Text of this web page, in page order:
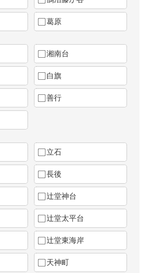
葛原
湘南台
白旗
善行
立石
長後
辻堂神台
辻堂太平台
辻堂東海岸
天神町